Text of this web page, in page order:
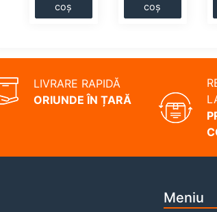
coș
coș
LIVRARE RAPIDĂ
ORIUNDE ÎN ȚARĂ
Meniu